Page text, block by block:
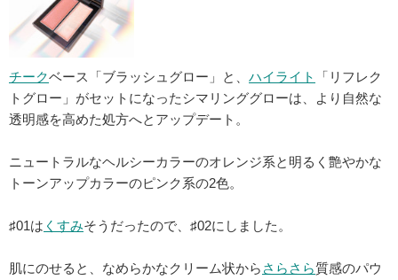
チークベース「ブラッシュグロー」と、 ハイライト
「リフレク
トグロー」がセットになったシマリンググローは、より自然な
透明感を高めた処方へとアップデート。
ニュートラルなヘルシーカラーのオレンジ系と明るく艶やかな
トーンアップカラーのピンク系の2色。
♯01は くすみそうだったので、♯02にしました。
肌にのせると、なめらかなクリーム状から さらさら質感のパウ